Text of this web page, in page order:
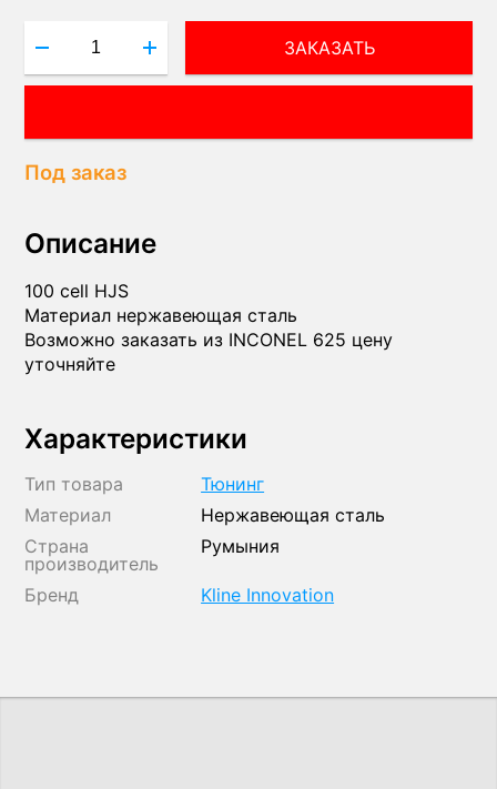
ЗАКАЗАТЬ
Под заказ
Описание
100 cell HJS
Материал нержавеющая сталь
Возможно заказать из INCONEL 625 цену
уточняйте
Характеристики
Тип товара
Тюнинг
Материал
Нержавеющая сталь
Страна
производитель
Румыния
Бренд Kline Innovation